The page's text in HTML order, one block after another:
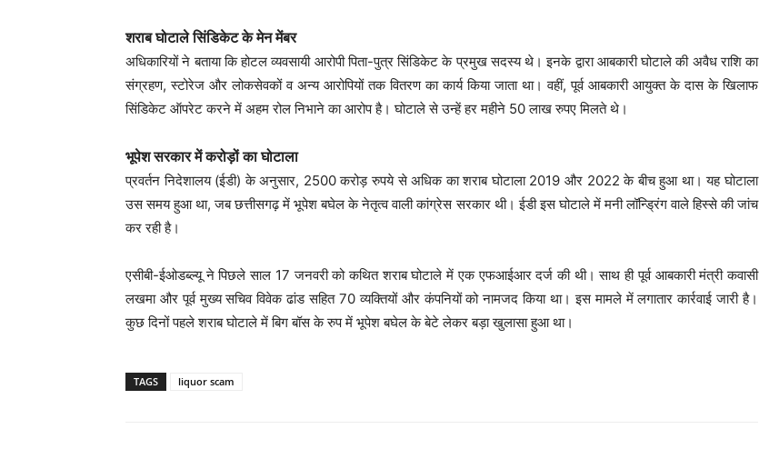
शराब घोटाले सिंडिकेट के मेन मेंबर
अधिकारियों ने बताया कि होटल व्यवसायी आरोपी पिता-पुत्र सिंडिकेट के प्रमुख सदस्य थे। इनके द्वारा आबकारी घोटाले की अवैध राशि का
संग्रहण, स्टोरेज और लोकसेवकों व अन्य आरोपियों तक वितरण का कार्य किया जाता था। वहीं, पूर्व आबकारी आयुक्त के दास के खिलाफ
सिंडिकेट ऑपरेट करने में अहम रोल निभाने का आरोप है। घोटाले से उन्हें हर महीने 50 लाख रुपए मिलते थे।
भूपेश सरकार में करोड़ों का घोटाला
प्रवर्तन निदेशालय (ईडी) के अनुसार, 2500 करोड़ रुपये से अधिक का शराब घोटाला 2019 और 2022 के बीच हुआ था। यह घोटाला
उस समय हुआ था, जब छत्तीसगढ़ में भूपेश बघेल के नेतृत्व वाली कांग्रेस सरकार थी। ईडी इस घोटाले में मनी लॉन्ड्रिंग वाले हिस्से की जांच
कर रही है।
एसीबी-ईओडब्ल्यू ने पिछले साल 17 जनवरी को कथित शराब घोटाले में एक एफआईआर दर्ज की थी। साथ ही पूर्व आबकारी मंत्री कवासी
लखमा और पूर्व मुख्य सचिव विवेक ढांड सहित 70 व्यक्तियों और कंपनियों को नामजद किया था। इस मामले में लगातार कार्रवाई जारी है।
कुछ दिनों पहले शराब घोटाले में बिग बॉस के रुप में भूपेश बघेल के बेटे लेकर बड़ा खुलासा हुआ था।
TAGS liquor scam